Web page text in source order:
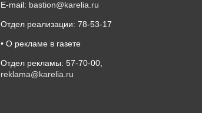
E-mail: bastion@karelia.ru
Отдел реализации: 78-53-17
• О рекламе в газете
Отдел рекламы: 57-70-00,
reklama@karelia.ru